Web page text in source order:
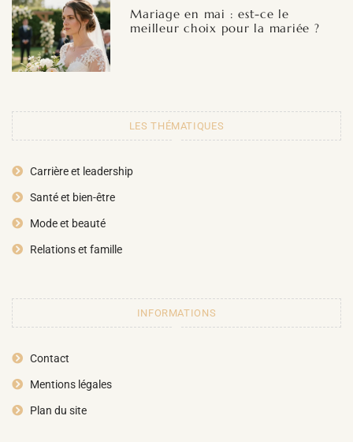
Mariage en mai : est-ce le
meilleur choix pour la mariée ?
LES THÉMATIQUES
Carrière et leadership
Santé et bien-être
Mode et beauté
Relations et famille
INFORMATIONS
Contact
Mentions légales
Plan du site